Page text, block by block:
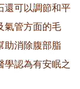
還可以調節和平
氣管方面的毛
助消除腹部脂
學認為有安眠之